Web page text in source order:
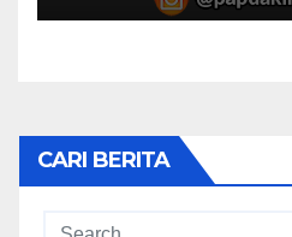
CARI BERITA